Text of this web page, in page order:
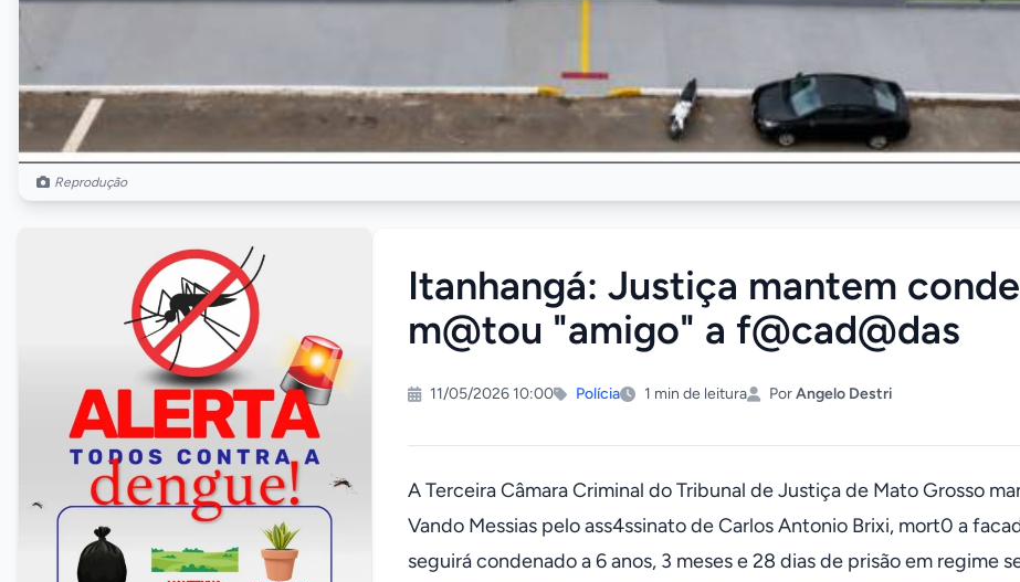
Reprodução
Itanhangá: Justiça mantem
m@tou "amigo" a f@cad@das
11/05/2026 10:00 Polícia 1 min de leitura PorAngelo Destri
A Terceira Câmara Criminal do Tribunal de Justiça de Mato Grosso
Vando Messias pelo ass4ssinato de Carlos Antonio Brixi, mort0 a
seguirá condenado a 6 anos, 3 meses e 28 dias de prisão em regime